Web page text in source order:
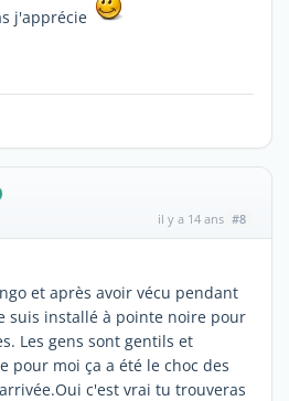
j'apprécie
il y a 14 ans #8
et après avoir vécu pendant
suis installé à pointe noire pour
Les gens sont gentils et
pour moi ça a été le choc des
c'est vrai tu trouveras